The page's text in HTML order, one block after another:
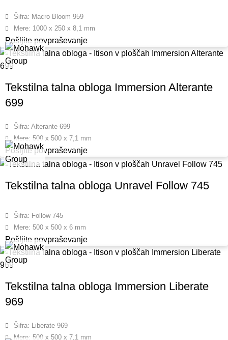
Šifra: Macro Bloom 959
Mere: 1000 x 250 x 8,1 mm
Pošljite povpraševanje
Tekstilna talna obloga Immersion Alterante
699
Šifra: Alterante 699
Mere: 500 x 500 x 7,1 mm
Pošljite povpraševanje
Tekstilna talna obloga Unravel Follow 745
Šifra: Follow 745
Mere: 500 x 500 x 6 mm
Pošljite povpraševanje
Tekstilna talna obloga Immersion Liberate
969
Šifra: Liberate 969
Mere: 500 x 500 x 7,1 mm